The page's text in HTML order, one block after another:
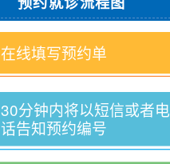
在线填写预约单
30分钟内将以短信或者电
话告知预约编号